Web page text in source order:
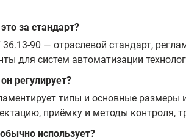
за стандарт?
90 — отраслевой стандарт,
для систем автоматизации
регулирует?
типы и основные размеры
приёмку и методы контроля,
использует?